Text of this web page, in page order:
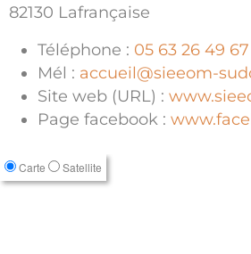
82130 Lafrançaise
Téléphone : 05 63 26 49 67
Mél : accueil@sieeom-
Site web (URL) :
Page facebook :
Carte Satellite